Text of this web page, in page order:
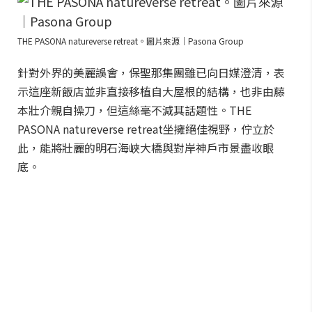
THE PASONA natureverse retreat。圖片來源｜Pasona Group
針對外界的美麗誤會，保聖那集團雖已向日媒澄清，表
示這座新飯店並非直接移植自大屋根的結構，也非由藤
本壯介親自操刀，但這絲毫不減其話題性。THE
PASONA natureverse retreat坐擁絕佳視野，佇立於
此，能將壯麗的明石海峽大橋與對岸神戶市景盡收眼
底。